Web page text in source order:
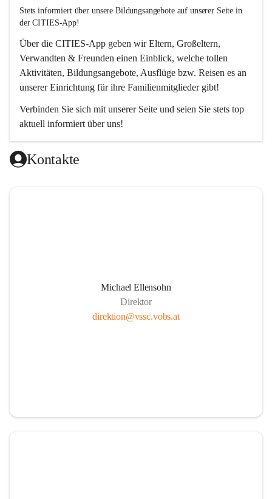
Stets informiert über unsere Bildungsangebote auf unserer Seite in
der CITIES-App!
Über die CITIES-App geben wir Eltern, Großeltern,
Verwandten & Freunden einen Einblick, welche tollen
Aktivitäten, Bildungsangebote, Ausflüge bzw. Reisen es an
unserer Einrichtung für ihre Familienmitglieder gibt!
Verbinden Sie sich mit unserer Seite und seien Sie stets top
aktuell informiert über uns!
Kontakte
Michael Ellensohn
Direktor
direktion@vssc.vobs.at